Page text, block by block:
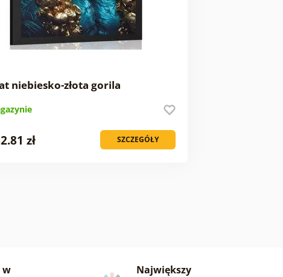
niebiesko-złota gorila
SZCZEGÓŁY
zł
w
Największy